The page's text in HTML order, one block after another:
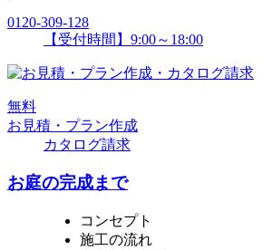
0120-309-128
【受付時間】9:00～18:00
無料
お見積・プラン作成
カタログ請求
お庭の完成まで
コンセプト
施工の流れ